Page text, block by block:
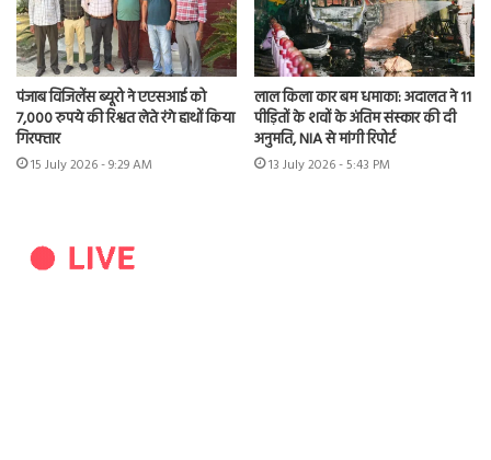
पंजाब विजिलेंस ब्यूरो ने एएसआई को
7,000 रुपये की रिश्वत लेते रंगे हाथों किया
गिरफ्तार
15 July 2026 - 9:29 AM
लाल किला कार बम धमाका: अदालत ने 11
पीड़ितों के शवों के अंतिम संस्कार की दी
अनुमति, NIA से मांगी रिपोर्ट
13 July 2026 - 5:43 PM